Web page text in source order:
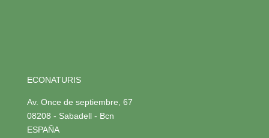
ECONATURIS
Av. Once de septiembre, 67
08208 - Sabadell - Bcn
ESPAÑA